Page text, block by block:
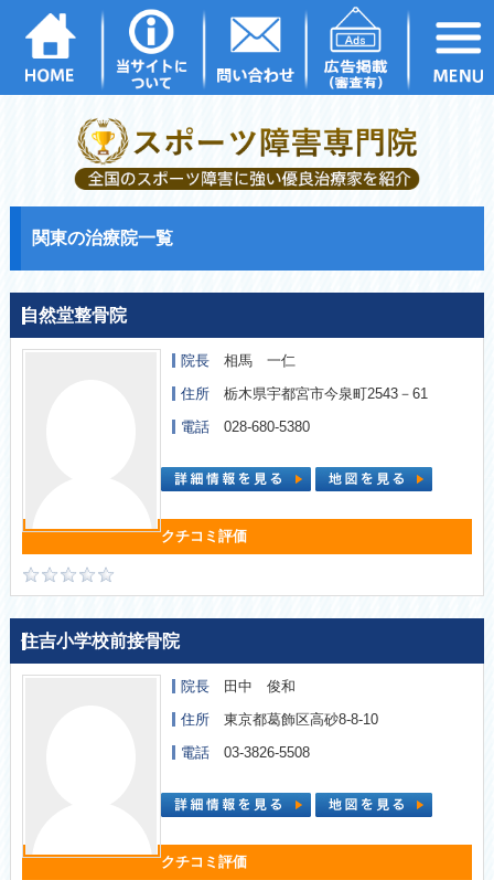
関東の治療院一覧
自然堂整骨院
院長相馬 一仁
住所栃木県宇都宮市今泉町2543－61
電話028-680-5380
住吉小学校前接骨院
院長田中 俊和
住所東京都葛飾区高砂8-8-10
電話03-3826-5508